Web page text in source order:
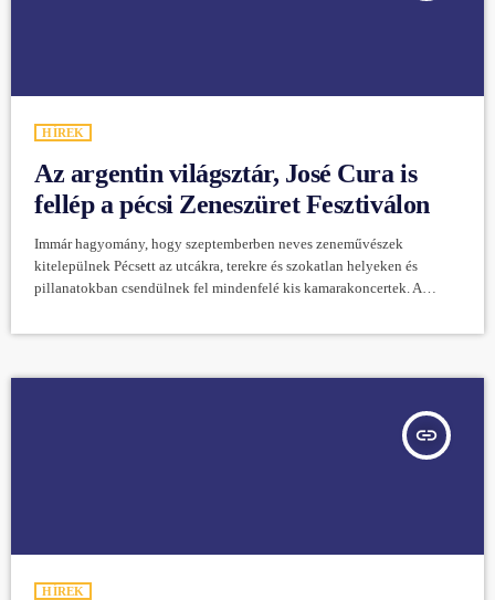
HÍREK
Az argentin világsztár, José Cura is
fellép a pécsi Zeneszüret Fesztiválon
Immár hagyomány, hogy szeptemberben neves zeneművészek
kitelepülnek Pécsett az utcákra, terekre és szokatlan helyeken és
pillanatokban csendülnek fel mindenfelé kis kamarakoncertek. A
zajlik, de ezúttal világsztár szereplője is lesz. Szeptember 8-án az
Fesztivál és a 2. Pécsi Nemzetközi Tangó Fesztivál keretében fog
insert_link
HÍREK